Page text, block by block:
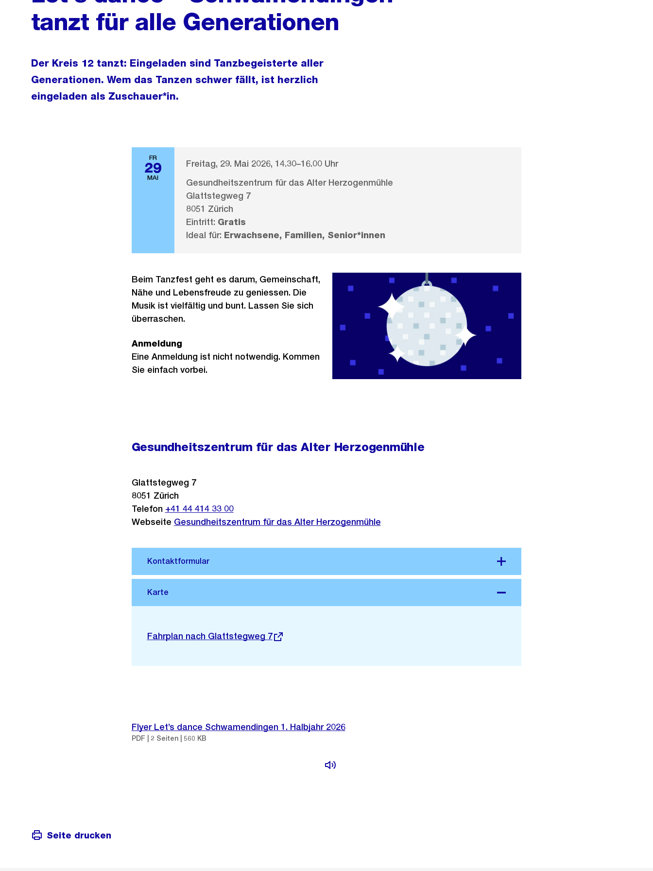
tanzt für alle Generationen
Der Kreis 12 tanzt: Eingeladen sind Tanzbegeisterte aller
Generationen. Wem das Tanzen schwer fällt, ist herzlich
eingeladen als Zuschauer*in.
FR
29
MAI
Freitag, 29. Mai 2026, 14.30–16.00 Uhr
Gesundheitszentrum für das Alter Herzogenmühle
Glattstegweg 7
8051 Zürich
Eintritt: Gratis
Ideal für: Erwachsene, Familien, Senior*innen
Beim Tanzfest geht es darum, Gemeinschaft,
Nähe und Lebensfreude zu geniessen. Die
Musik ist vielfältig und bunt. Lassen Sie sich
überraschen.
Anmeldung
Eine Anmeldung ist nicht notwendig. Kommen
Sie einfach vorbei.
Gesundheitszentrum für das Alter Herzogenmühle
Externer
Fahrplan nach Glattstegweg 7
Glattstegweg 7
8051 Zürich
Telefon +41 44 414 33 00
Webseite Gesundheitszentrum für das Alter Herzogenmühle
Flyer Let’s dance Schwamendingen 1. Halbjahr 2026
PDF | 2 Seiten | 560 KB
Seite drucken